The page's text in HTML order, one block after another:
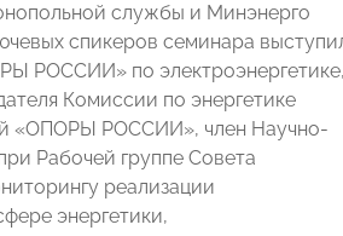
службы и Минэнерго
спикеров семинара
РОССИИ» по электроэнергетике,
Комиссии по энергетике
«ОПОРЫ РОССИИ», член Научно-
Рабочей группе Совета
реализации
энергетики,